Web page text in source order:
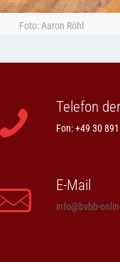
Foto: Aaron Röhl
Telefon
Fon: +49 30
E-Mail
info@bvbb-